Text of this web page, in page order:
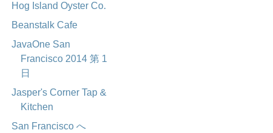
Hog Island Oyster Co.
Beanstalk Cafe
JavaOne San
Francisco 2014 第 1
日
Jasper's Corner Tap &
Kitchen
San Francisco へ